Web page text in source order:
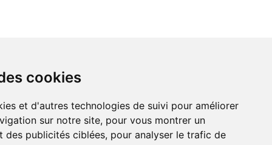
cookies
et d'autres technologies de suivi pour améliorer
sur notre site, pour vous montrer un
des publicités ciblées, pour analyser le trafic de